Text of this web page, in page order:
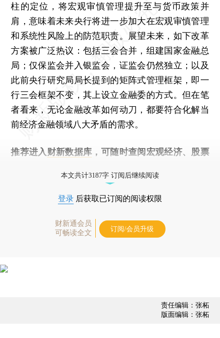
柱的定位，将宏观审慎管理提升至与货币政策并
肩，意味着未来央行将进一步加大在宏观审慎管理
和系统性风险上的防范职责。展望未来，如下改革
方案被广泛热议：包括三会合并，组建国家金融总
局；仅保监会并入银监会，证监会仍然独立；以及
此前央行研究局局长提到的矩阵式管理框架，即一
行三会框架不变，其上设立金融委的方式。但在笔
者看来，无论金融改革如何动刀，都要符合化解当
前经济金融领域八大矛盾的需求。
推荐进入 财新数据库 ，可随时查阅宏观经济、股票
本文共计3187字 订阅后继续阅读
登录 后获取已订阅的阅读权限
财新通会员
可畅读全文
订阅/会员升级
责任编辑：张柘
版面编辑：张柘